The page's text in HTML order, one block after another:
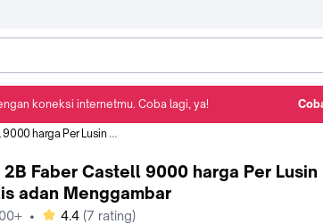
untuk Menulis adan Menggambar
2B Faber Castell 9000 harga Per Lusin
adan Menggambar
• bintang
4.4 (7 rating)
koneksi internetmu. Coba lagi, ya!